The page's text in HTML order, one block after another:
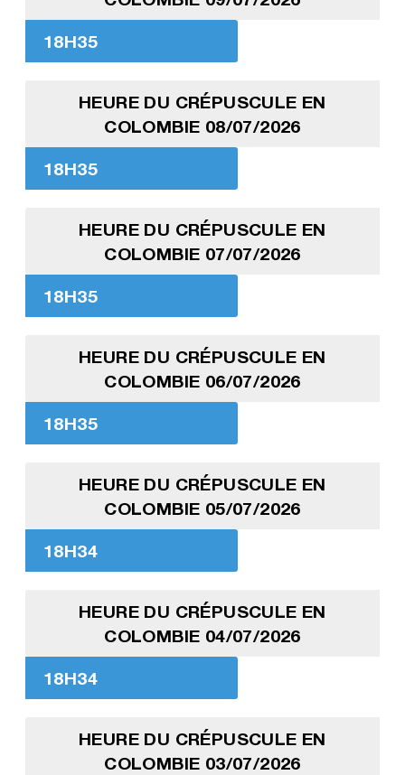
18H35
HEURE DU CRÉPUSCULE EN
COLOMBIE 08/07/2026
18H35
HEURE DU CRÉPUSCULE EN
COLOMBIE 07/07/2026
18H35
HEURE DU CRÉPUSCULE EN
COLOMBIE 06/07/2026
18H35
HEURE DU CRÉPUSCULE EN
COLOMBIE 05/07/2026
18H34
HEURE DU CRÉPUSCULE EN
COLOMBIE 04/07/2026
18H34
HEURE DU CRÉPUSCULE EN
COLOMBIE 03/07/2026